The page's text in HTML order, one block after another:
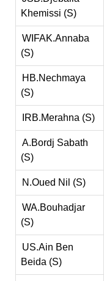
Khemissi (S)
WIFAK.Annaba
(S)
HB.Nechmaya
(S)
IRB.Merahna (S)
A.Bordj Sabath
(S)
N.Oued Nil (S)
WA.Bouhadjar
(S)
US.Ain Ben
Beida (S)